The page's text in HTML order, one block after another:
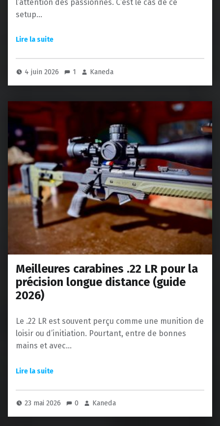
l’attention des passionnés. C’est le cas de ce
setup…
4 juin 2026 1 Kaneda
Meilleures carabines .22 LR pour la
précision longue distance (guide
2026)
Le .22 LR est souvent perçu comme une munition de
loisir ou d’initiation. Pourtant, entre de bonnes
mains et avec…
23 mai 2026 0 Kaneda